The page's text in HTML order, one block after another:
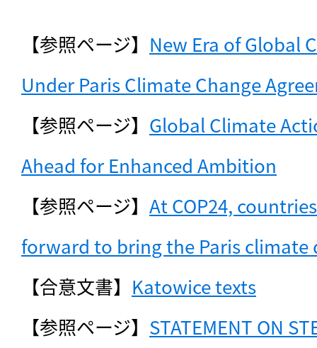
【参照ページ】 New Era of Global
Under Paris Climate Change
【参照ページ】 Global Climate
Ahead for Enhanced Ambition
【参照ページ】 At COP24,
forward to bring the Paris climate
【合意文書】 Katowice texts
【参照ページ】 STATEMENT ON